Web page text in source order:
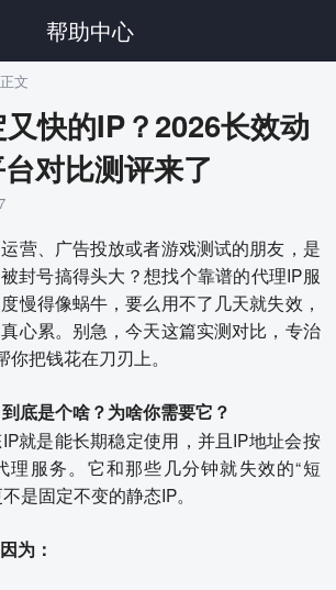
帮助中心
文
快的IP？2026长效动
对比测评来了
营、广告投放或者游戏测试的朋友，是
封号搞得头大？想找个靠谱的代理IP服
慢得像蜗牛，要么用不了几天就失效，
心累。别急，今天这篇实测对比，专治
你把钱花在刀刃上。
底是个啥？为啥你需要它？
就是能长期稳定使用，并且IP地址会按
理服务。它和那些几分钟就失效的“短
是固定不变的静态IP。
为：